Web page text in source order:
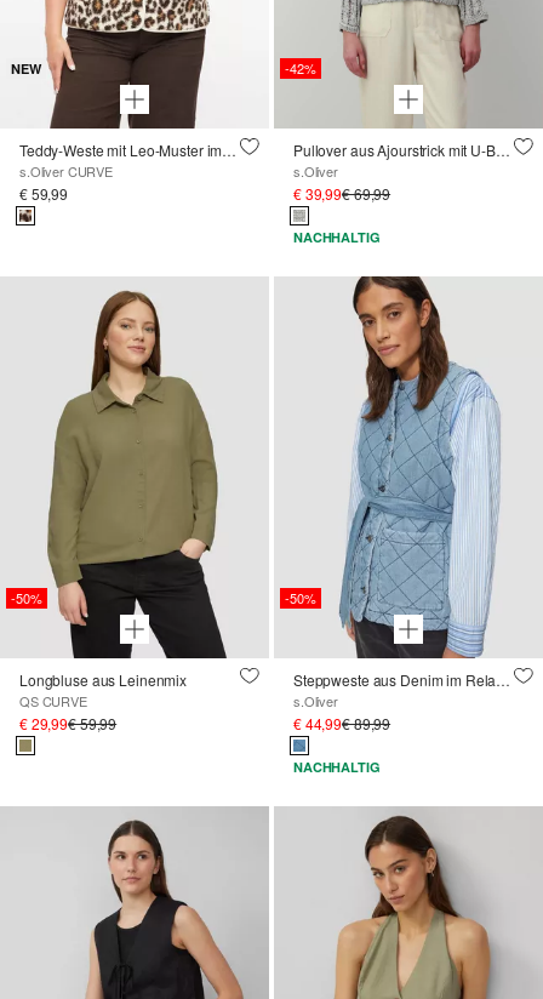
NEW
Teddy-Weste mit Leo-Muster im Relaxed Fit
s.Oliver CURVE
€ 59,99
-42%
Pullover aus Ajourstrick mit U-Boot-Ausschnitt und Fledermausärmeln
s.Oliver
€ 39,99€ 69,99
NACHHALTIG
-50%
Longbluse aus Leinenmix
QS CURVE
€ 29,99€ 59,99
-50%
Steppweste aus Denim im Relaxed Fit
s.Oliver
€ 44,99€ 89,99
NACHHALTIG